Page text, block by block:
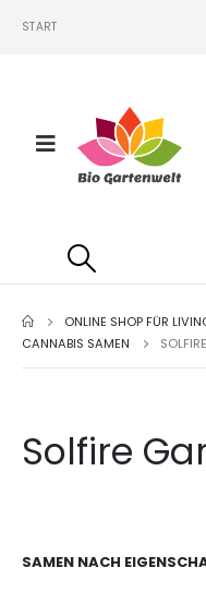
START
ONLINE SHOP FÜR
CANNABIS SAMEN
Solfire
SAMEN NACH